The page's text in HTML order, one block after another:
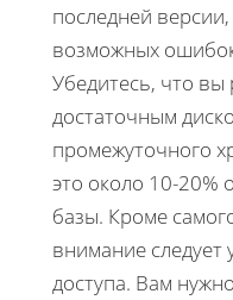
последней
возможных
Убедитесь, что вы
достаточным
промежуточного
это около 10-
базы. Кроме
внимание следует
доступа. Вам